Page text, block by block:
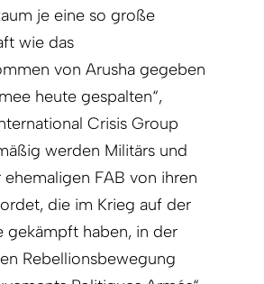
je eine so große
wie das
von Arusha gegeben
heute gespalten“,
Crisis Group
werden Militärs und
ehemaligen FAB von ihren
die im Krieg auf der
gekämpft haben, in der
Rebellionsbewegung